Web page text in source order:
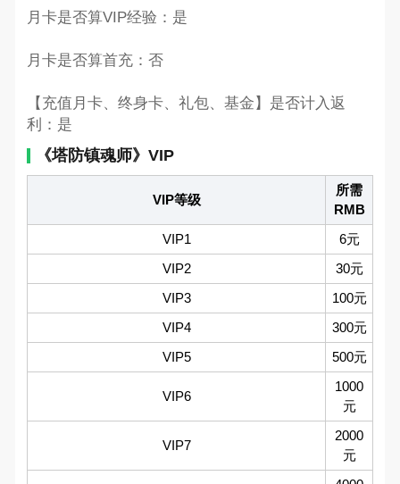
月卡是否算VIP经验：是
月卡是否算首充：否
【充值月卡、终身卡、礼包、基金】是否计入返
利：是
《塔防镇魂师》VIP
VIP等级
所需
RMB
VIP1
6元
VIP2
30元
VIP3
100元
VIP4
300元
VIP5
500元
VIP6
1000
元
VIP7
2000
元